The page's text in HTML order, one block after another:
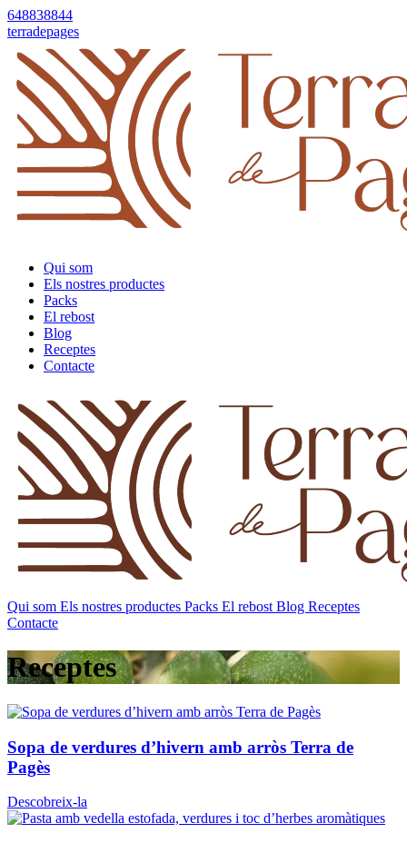
648838844
terradepages
Qui som
Els nostres productes
Packs
El rebost
Blog
Receptes
Contacte
Qui som Els nostres productes Packs El rebost Blog Receptes
Contacte
Receptes
Sopa de verdures d’hivern amb arròs Terra de
Pagès
Descobreix-la